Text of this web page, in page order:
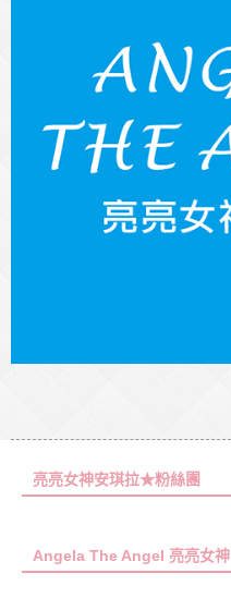
亮亮女神安琪拉★粉絲團
Angela The Angel 亮亮女神